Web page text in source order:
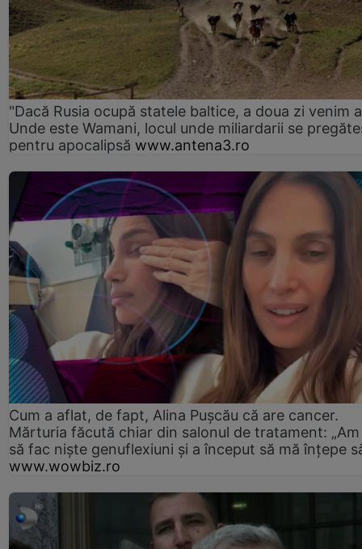
"Dacă Rusia ocupă statele baltice, a doua zi venim
Unde este Wamani, locul unde miliardarii se
pentru apocalipsă www.antena3.ro
Cum a aflat, de fapt, Alina Pușcău că are cancer.
Mărturia făcută chiar din salonul de tratament:
să fac niște genuflexiuni și a început să mă înțepe
www.wowbiz.ro